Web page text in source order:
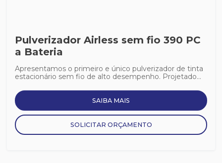
Pulverizador Airless sem fio 390 PC
a Bateria
Apresentamos o primeiro e único pulverizador de tinta
estacionário sem fio de alto desempenho. Projetado...
SAIBA MAIS
SOLICITAR ORÇAMENTO